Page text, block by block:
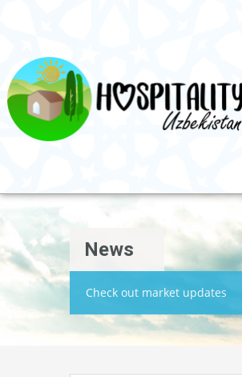
News
Check out market updates